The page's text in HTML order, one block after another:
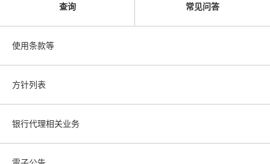
查询 常见问答
使用条款等
方针列表
银行代理相关业务